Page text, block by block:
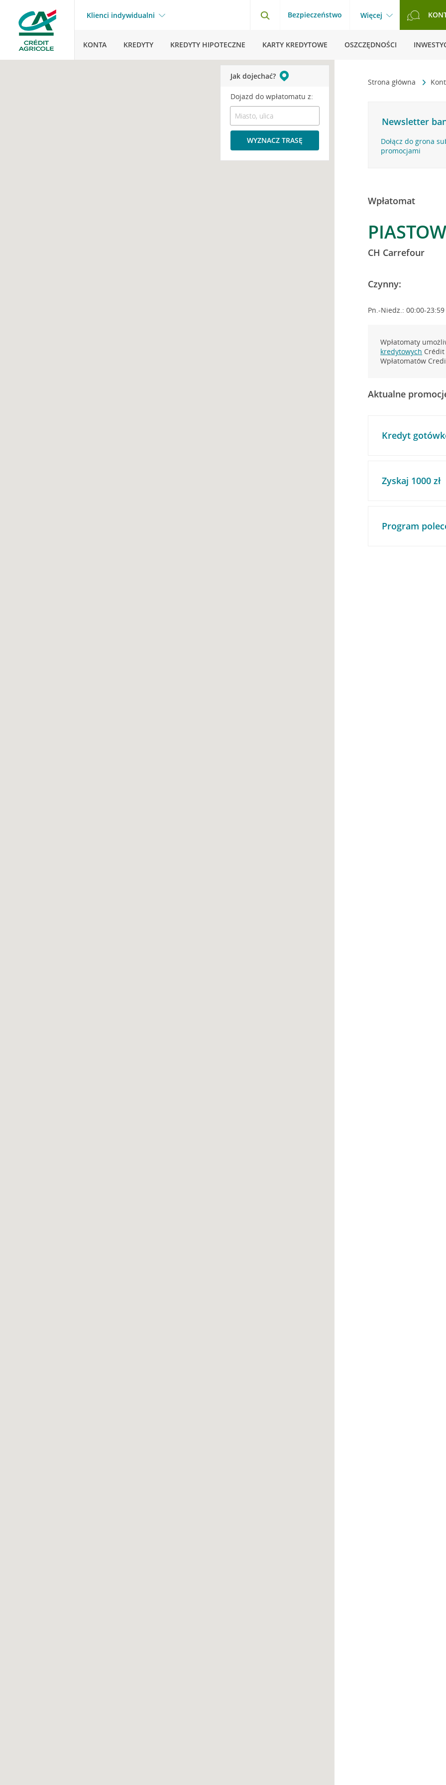
Klienci indywidualni Bezpieczeństwo Więcej
KONTA KREDYTY KREDYTY HIPOTECZNE KARTY KREDYTOWE OSZCZĘDNOŚCI
Strona główna
Newsletter
Dołącz do grona
promocjami
Wpłatomat
CH Carrefour
Czynny:
Pn.-Niedz.: 00:00-23:59
Wpłatomaty
kredytowych
Wpłatomatów
Aktualne
Kredyt
Zyskaj 1000 zł
Program
Jak dojechać?
Dojazd do wpłatomatu z:
WYZNACZ TRASĘ